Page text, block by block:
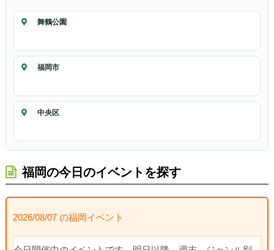
舞鶴公園
福岡市
中央区
福岡の今日のイベントを探す
2026/08/07 の福岡イベント